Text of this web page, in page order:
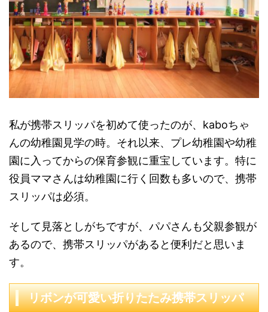
私が携帯スリッパを初めて使ったのが、kaboちゃ
んの幼稚園見学の時。それ以来、プレ幼稚園や幼稚
園に入ってからの保育参観に重宝しています。特に
役員ママさんは幼稚園に行く回数も多いので、携帯
スリッパは必須。
そして見落としがちですが、パパさんも父親参観が
あるので、携帯スリッパがあると便利だと思いま
す。
リボンが可愛い折りたたみ携帯スリッパ